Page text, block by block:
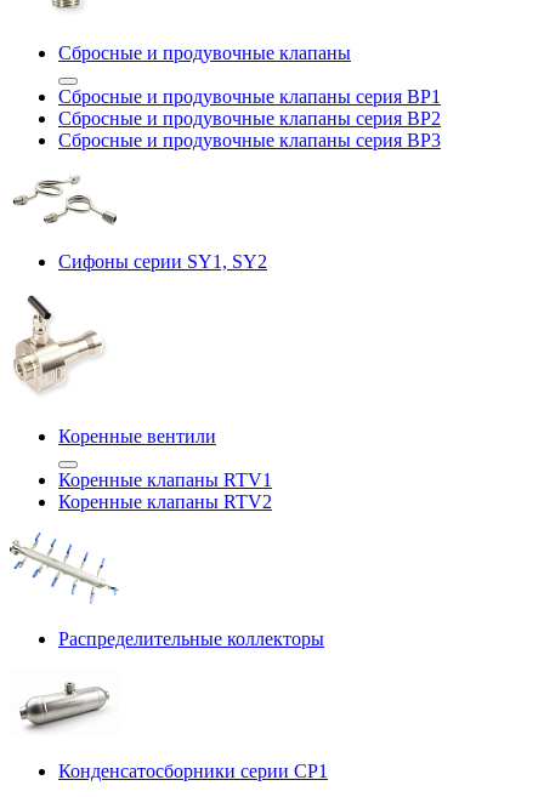
Сбросные и продувочные клапаны
Сбросные и продувочные клапаны серия BP1
Сбросные и продувочные клапаны серия BP2
Сбросные и продувочные клапаны серия BP3
Сифоны серии SY1, SY2
Коренные вентили
Коренные клапаны RTV1
Коренные клапаны RTV2
Распределительные коллекторы
Конденсатосборники серии CP1